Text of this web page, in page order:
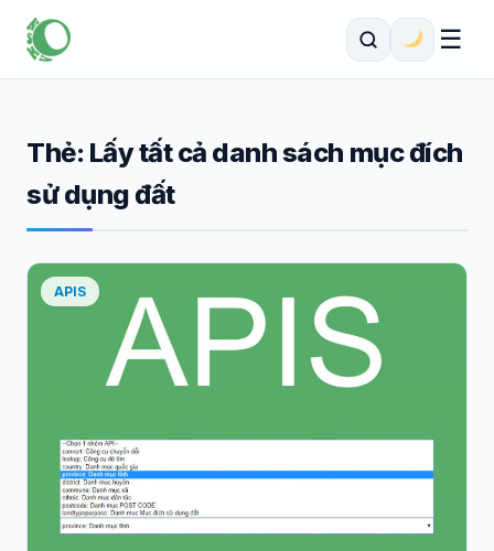
☰
Thẻ: Lấy tất cả danh sách mục đích
sử dụng đất
APIS